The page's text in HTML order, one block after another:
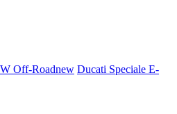
Off-Roadnew Ducati Speciale E-